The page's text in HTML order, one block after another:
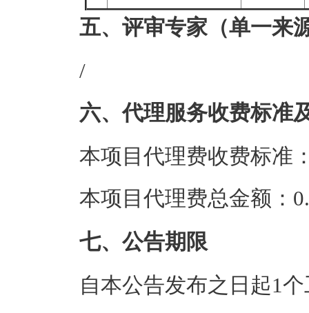
五、评审专家（单一来
/
六、代理服务收费标准
本项目代理费收费标准
本项目代理费总金额：
七、公告期限
自本公告发布之日起1